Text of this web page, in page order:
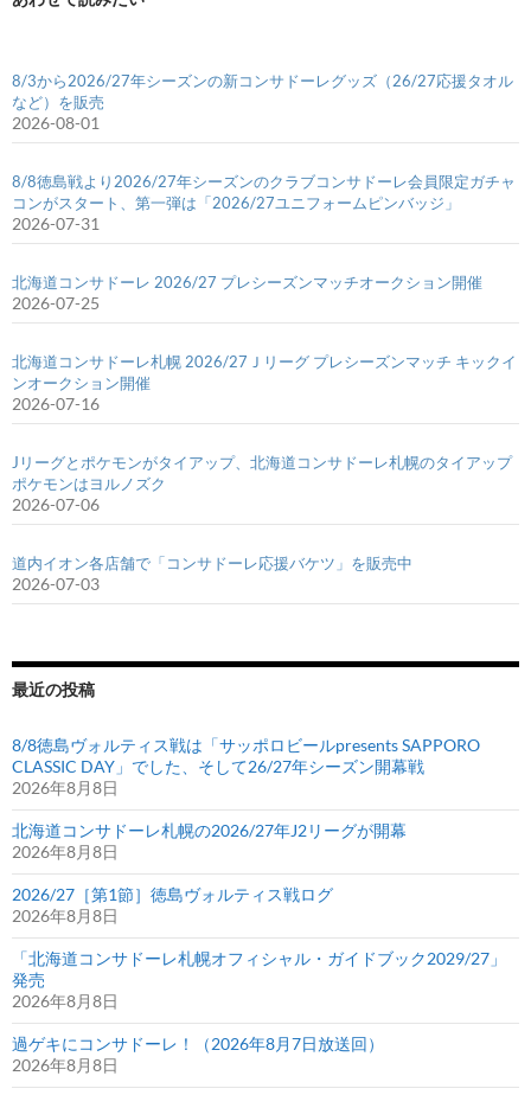
8/3から2026/27年シーズンの新コンサドーレグッズ（26/27応援タオル
など）を販売
2026-08-01
8/8徳島戦より2026/27年シーズンのクラブコンサドーレ会員限定ガチャ
コンがスタート、第一弾は「2026/27ユニフォームピンバッジ」
2026-07-31
北海道コンサドーレ 2026/27 プレシーズンマッチオークション開催
2026-07-25
北海道コンサドーレ札幌 2026/27Ｊリーグ プレシーズンマッチ キックイ
ンオークション開催
2026-07-16
Jリーグとポケモンがタイアップ、北海道コンサドーレ札幌のタイアップ
ポケモンはヨルノズク
2026-07-06
道内イオン各店舗で「コンサドーレ応援バケツ」を販売中
2026-07-03
最近の投稿
8/8徳島ヴォルティス戦は「サッポロビールpresents SAPPORO
CLASSIC DAY」でした、そして26/27年シーズン開幕戦
2026年8月8日
北海道コンサドーレ札幌の2026/27年J2リーグが開幕
2026年8月8日
2026/27［第1節］徳島ヴォルティス戦ログ
2026年8月8日
「北海道コンサドーレ札幌オフィシャル・ガイドブック2029/27」
発売
2026年8月8日
過ゲキにコンサドーレ！（2026年8月7日放送回）
2026年8月8日